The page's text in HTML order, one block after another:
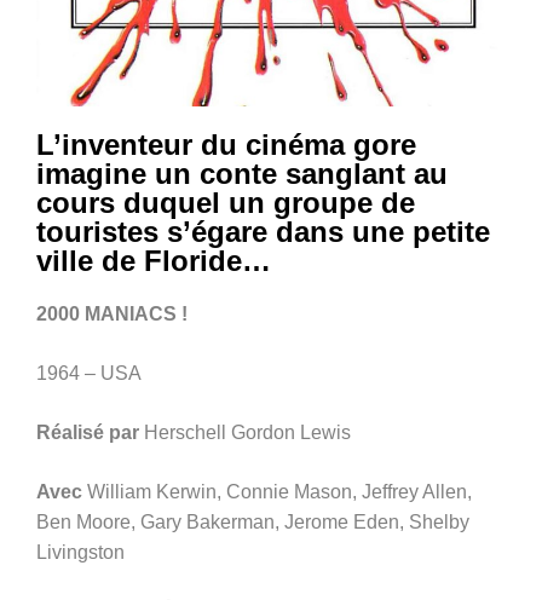
L’inventeur du cinéma gore
imagine un conte sanglant au
cours duquel un groupe de
touristes s’égare dans une petite
ville de Floride…
2000 MANIACS !
1964 – USA
Réalisé par Herschell Gordon Lewis
Avec William Kerwin, Connie Mason, Jeffrey Allen,
Ben Moore, Gary Bakerman, Jerome Eden, Shelby
Livingston